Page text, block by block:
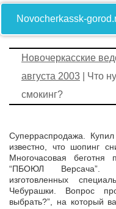
Novocherkassk-
Новочеркасские
августа 2003 | Что
смокинг?
Суперраспродажа.
известно, что шопинг
Многочасовая
“ПБОЮЛ Версача”.
изготовленных
Чебурашки. Вопрос
выбрать?”, на который